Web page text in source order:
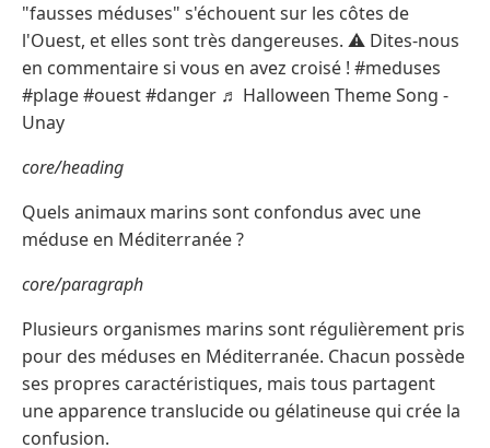
"fausses méduses" s'échouent sur les côtes de
l'Ouest, et elles sont très dangereuses. ⚠️ Dites-nous
en commentaire si vous en avez croisé ! #meduses
#plage #ouest #danger ♬ Halloween Theme Song -
Unay
core/heading
Quels animaux marins sont confondus avec une
méduse en Méditerranée ?
core/paragraph
Plusieurs organismes marins sont régulièrement pris
pour des méduses en Méditerranée. Chacun possède
ses propres caractéristiques, mais tous partagent
une apparence translucide ou gélatineuse qui crée la
confusion.